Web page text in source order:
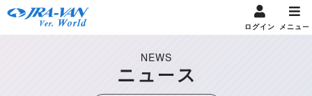
ログイン メニュー
NEWS
ニュース